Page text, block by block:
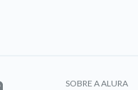
SOBRE A ALURA